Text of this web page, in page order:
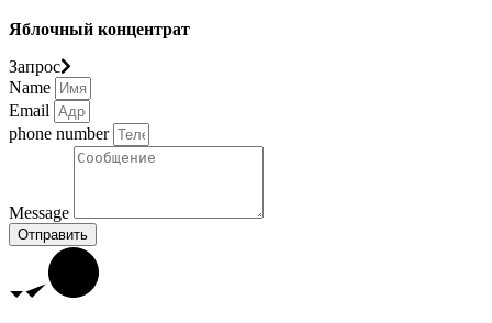
Яблочный концентрат
Запрос
Name
Email
phone number
Message
Отправить